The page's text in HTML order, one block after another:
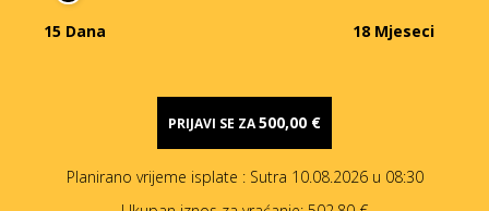
15 Dana 18 Mjeseci
PRIJAVI SE ZA500,00 €
Planirano vrijeme isplate : Sutra 10.08.2026 u 08:30